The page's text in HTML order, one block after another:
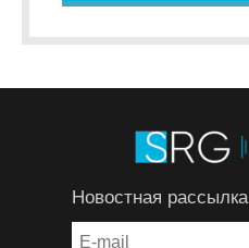
Новостная рассылка